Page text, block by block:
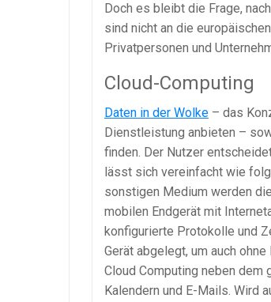
Doch es bleibt die Frage,
sind nicht an die
Privatpersonen und
Cloud-Computing
Daten in der Wolke – das
Dienstleistung anbieten –
finden. Der Nutzer
lässt sich vereinfacht wie
sonstigen Medium werden
mobilen Endgerät mit
konfigurierte Protokolle und
Gerät abgelegt, um auch
Cloud Computing neben dem
Kalendern und E-Mails. Wird